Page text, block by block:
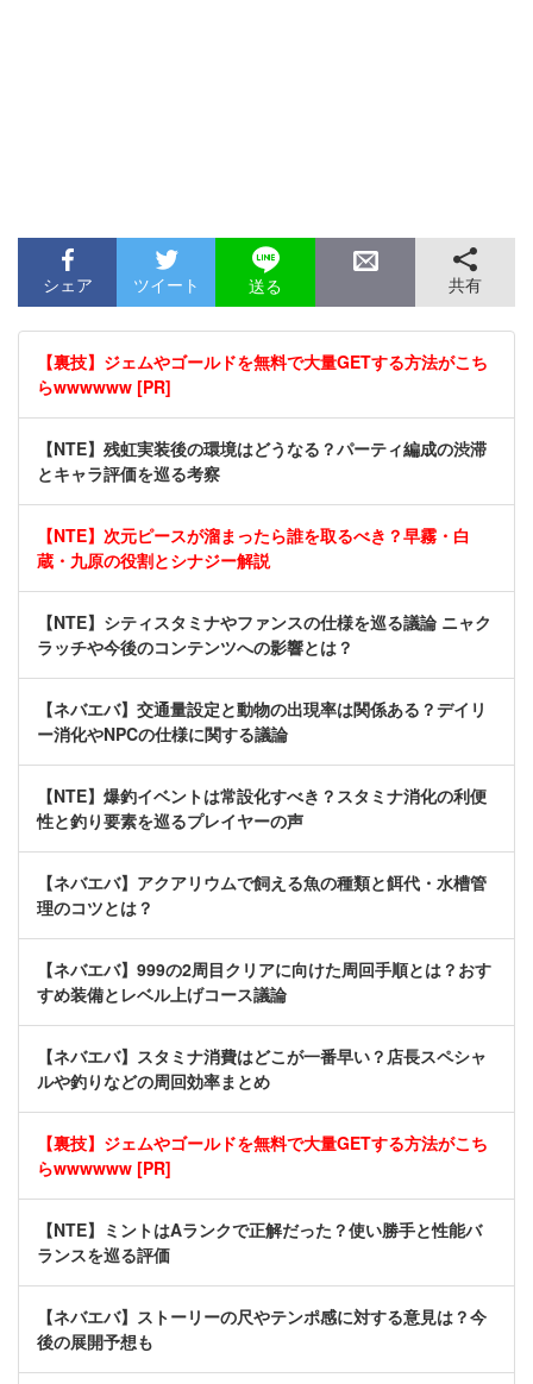
シェア ツイート 送る 共有
【裏技】ジェムやゴールドを無料で大量GETする方法がこち
らwwwwww [PR]
【NTE】残虹実装後の環境はどうなる？パーティ編成の渋滞
とキャラ評価を巡る考察
【NTE】次元ピースが溜まったら誰を取るべき？早霧・白
蔵・九原の役割とシナジー解説
【NTE】シティスタミナやファンスの仕様を巡る議論 ニャク
ラッチや今後のコンテンツへの影響とは？
【ネバエバ】交通量設定と動物の出現率は関係ある？デイリ
ー消化やNPCの仕様に関する議論
【NTE】爆釣イベントは常設化すべき？スタミナ消化の利便
性と釣り要素を巡るプレイヤーの声
【ネバエバ】アクアリウムで飼える魚の種類と餌代・水槽管
理のコツとは？
【ネバエバ】999の2周目クリアに向けた周回手順とは？おす
すめ装備とレベル上げコース議論
【ネバエバ】スタミナ消費はどこが一番早い？店長スペシャ
ルや釣りなどの周回効率まとめ
【裏技】ジェムやゴールドを無料で大量GETする方法がこち
らwwwwww [PR]
【NTE】ミントはAランクで正解だった？使い勝手と性能バ
ランスを巡る評価
【ネバエバ】ストーリーの尺やテンポ感に対する意見は？今
後の展開予想も